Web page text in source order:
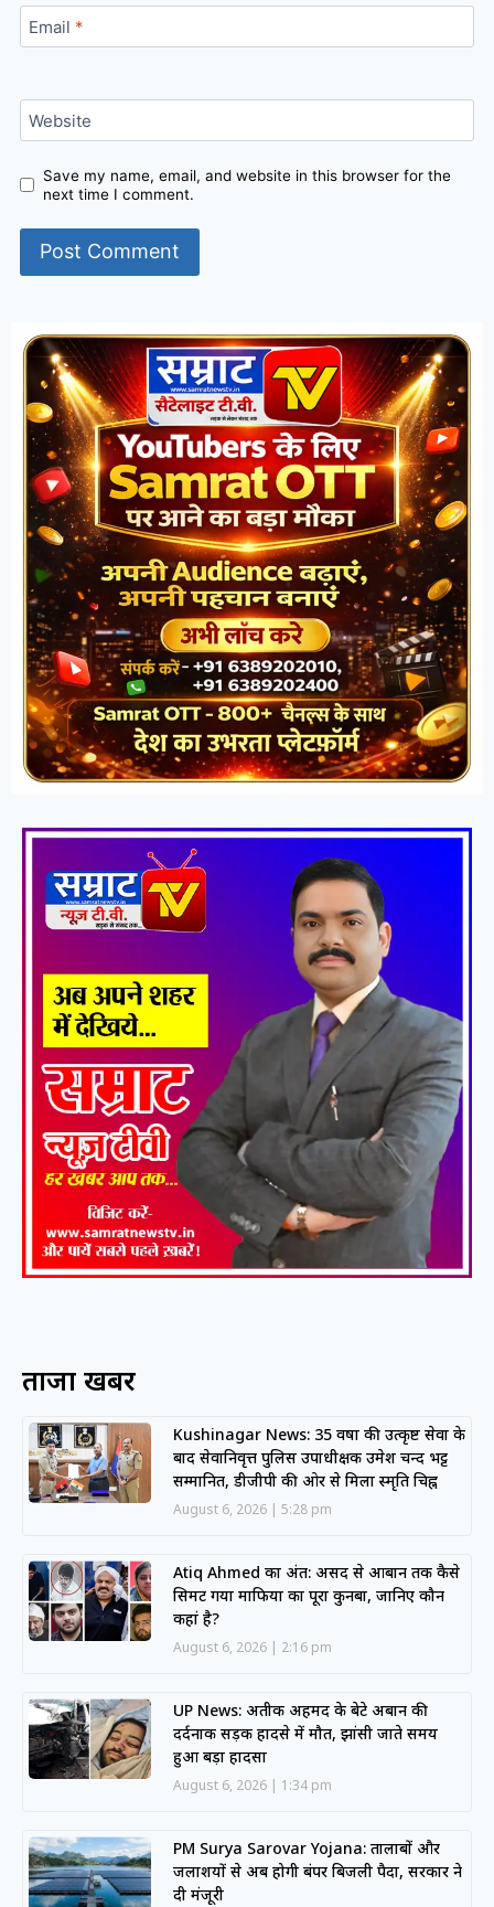
Email *
Website
Save my name, email, and website in this browser for the
next time I comment.
ताजा खबरें
Kushinagar News: 35 वर्षों की उत्कृष्ट सेवा के
बाद सेवानिवृत्त पुलिस उपाधीक्षक उमेश चन्द भट्ट
सम्मानित, डीजीपी की ओर से मिला स्मृति चिह्न
August 6, 2026 5:28 pm
Atiq Ahmed का अंत: असद से आबान तक कैसे
सिमट गया माफिया का पूरा कुनबा, जानिए कौन
कहां है?
August 6, 2026 2:16 pm
UP News: अतीक अहमद के बेटे अबान की
दर्दनाक सड़क हादसे में मौत, झांसी जाते समय
हुआ बड़ा हादसा
August 6, 2026 1:34 pm
PM Surya Sarovar Yojana: तालाबों और
जलाशयों से अब होगी बंपर बिजली पैदा, सरकार ने
दी मंजूरी